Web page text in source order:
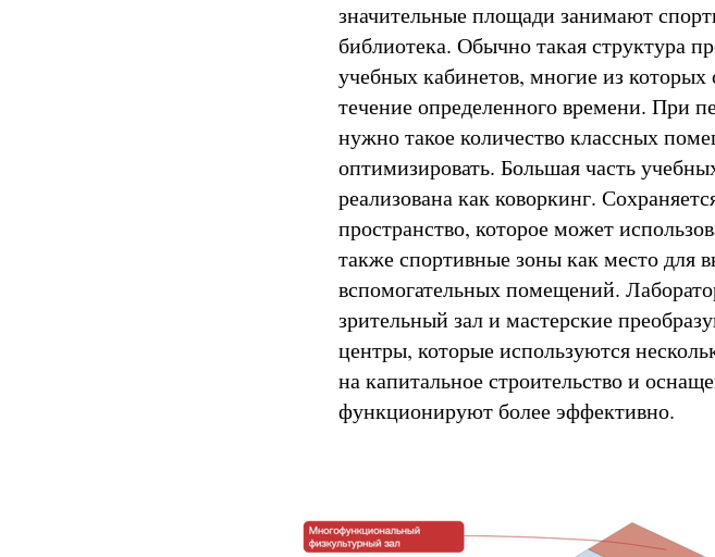
значительные площади занимают
библиотека. Обычно такая структура
учебных кабинетов, многие из
течение определенного времени. При
нужно такое количество классных
оптимизировать. Большая часть
реализована как коворкинг.
пространство, которое может
также спортивные зоны как место для
вспомогательных помещений.
зрительный зал и мастерские
центры, которые используются
на капитальное строительство и
функционируют более эффективно.